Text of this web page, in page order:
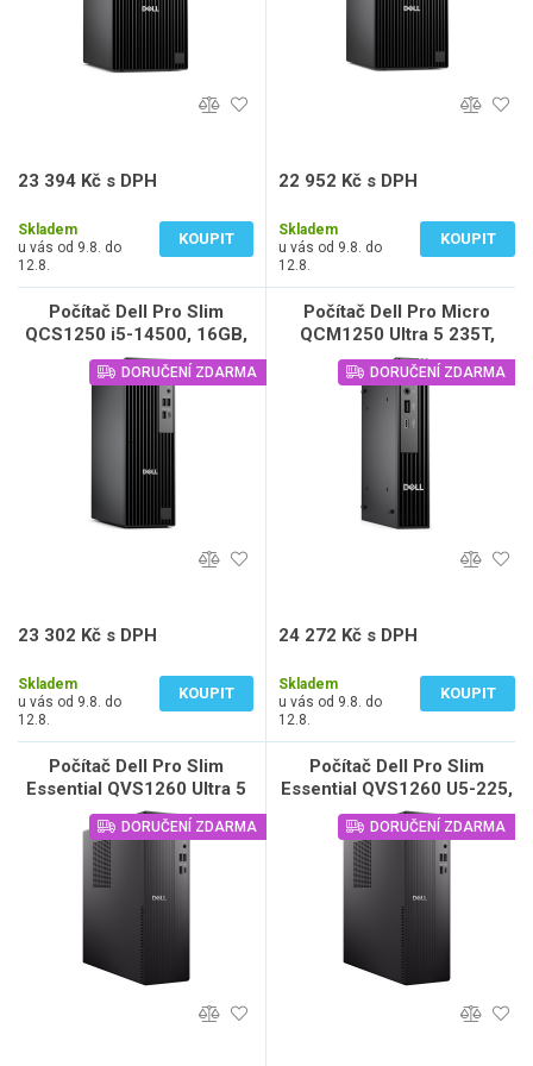
23 394 Kč s DPH
Skladem
u vás od 9.8. do
12.8.
KOUPIT
22 952 Kč s DPH
Skladem
u vás od 9.8. do
12.8.
KOUPIT
Počítač Dell Pro Slim
QCS1250 i5-14500, 16GB,
512GB SSD, W11 Pro, 3Y
NBD
DORUČENÍ ZDARMA
23 302 Kč s DPH
Skladem
u vás od 9.8. do
12.8.
KOUPIT
Počítač Dell Pro Micro
QCM1250 Ultra 5 235T,
8GB, 512GB SSD, WiFi, W11
Pro, 3Y NBD
DORUČENÍ ZDARMA
24 272 Kč s DPH
Skladem
u vás od 9.8. do
12.8.
KOUPIT
Počítač Dell Pro Slim
Essential QVS1260 Ultra 5
225, 16GB, 1TB SSD, W11
Pro, 3Y NBD
DORUČENÍ ZDARMA
Počítač Dell Pro Slim
Essential QVS1260 U5-225,
16GB, 512GB SSD, W11
Pro, 3Y NBD
DORUČENÍ ZDARMA